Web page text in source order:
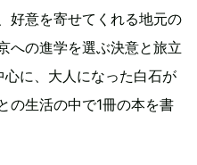
好意を寄せてくれる地元の
への進学を選ぶ決意と旅立
に、大人になった白石が
の生活の中で1冊の本を書